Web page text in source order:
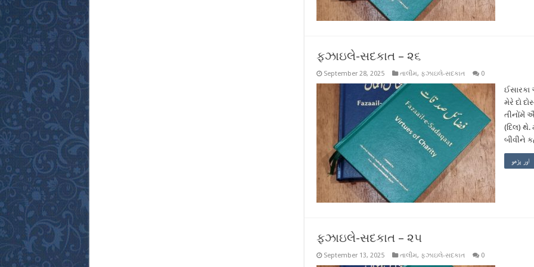
ફઝાઇલે-સદકાત – ૨૬
September 28, 2025 તાલીમ, ફઝાઇલે-સદકાત 0
ઈસારકા
મેરે દો
તીનોંમેં
(દિલ)
બીવીને
اور پڑھو
ફઝાઇલે-સદકાત – ૨૫
September 13, 2025 તાલીમ, ફઝાઇલે-સદકાત 0